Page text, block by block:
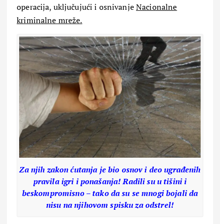
operacija, uključujući i osnivanjeNacionalne
kriminalne mreže.
Za njih zakon ćutanja je bio osnov i deo ugrađenih
pravila igri i ponašanja! Radili su u tišini i
beskompromisno – tako da su se mnogi bojali da
nisu na njihovom spisku za odstrel!